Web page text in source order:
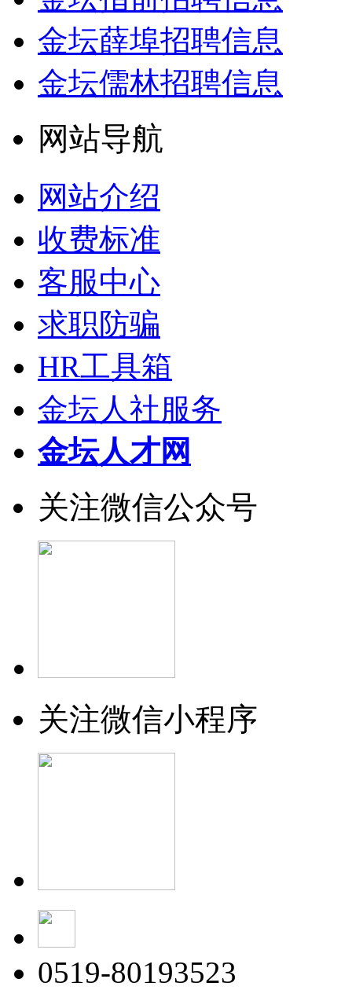
金坛薛埠招聘信息
金坛儒林招聘信息
网站导航
网站介绍
收费标准
客服中心
求职防骗
HR工具箱
金坛人社服务
金坛人才网
关注微信公众号
关注微信小程序
0519-80193523